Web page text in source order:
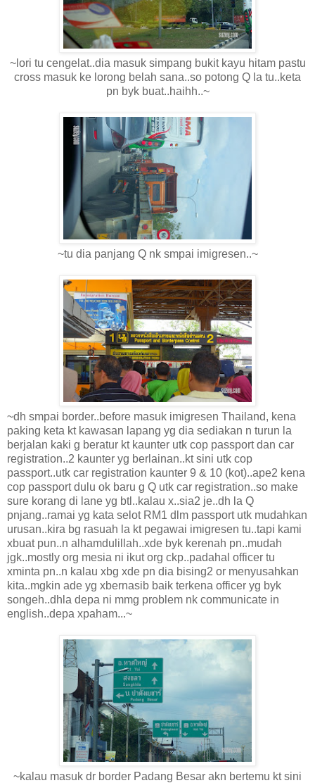
~lori tu cengelat..dia masuk simpang bukit kayu hitam pastu
cross masuk ke lorong belah sana..so potong Q la tu..keta
pn byk buat..haihh..~
~tu dia panjang Q nk smpai imigresen..~
~dh smpai border..before masuk imigresen Thailand, kena
paking keta kt kawasan lapang yg dia sediakan n turun la
berjalan kaki g beratur kt kaunter utk cop passport dan car
registration..2 kaunter yg berlainan..kt sini utk cop
passport..utk car registration kaunter 9 & 10 (kot)..ape2 kena
cop passport dulu ok baru g Q utk car registration..so make
sure korang di lane yg btl..kalau x..sia2 je..dh la Q
pnjang..ramai yg kata selot RM1 dlm passport utk mudahkan
urusan..kira bg rasuah la kt pegawai imigresen tu..tapi kami
xbuat pun..n alhamdulillah..xde byk kerenah pn..mudah
jgk..mostly org mesia ni ikut org ckp..padahal officer tu
xminta pn..n kalau xbg xde pn dia bising2 or menyusahkan
kita..mgkin ade yg xbernasib baik terkena officer yg byk
songeh..dhla depa ni mmg problem nk communicate in
english..depa xpaham...~
~kalau masuk dr border Padang Besar akn bertemu kt sini